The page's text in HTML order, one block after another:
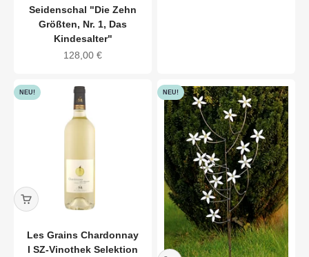
Seidenschal "Die Zehn
Größten, Nr. 1, Das
Kindesalter"
Angebot
128,00 €
NEU!
Les Grains Chardonnay
I SZ-Vinothek Selektion
NEU!